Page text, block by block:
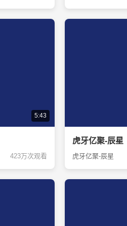
5:43
423万次观看
虎牙亿聚-辰星
虎牙亿聚-辰星